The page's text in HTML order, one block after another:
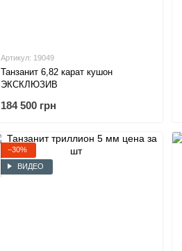
Артикул: 19049
Танзанит 6,82 карат кушон
ЭКСКЛЮЗИВ
184 500 грн
−30%
ВИДЕО